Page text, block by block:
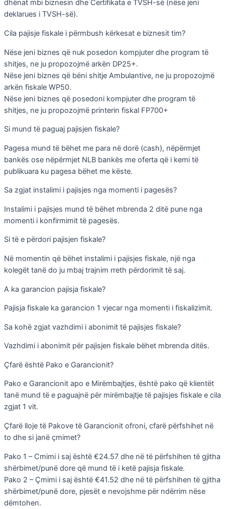
dhënat mbi biznesin dhe Certifikata e TVSH-së (nëse jeni
deklarues i TVSH-së).
Cila pajisje fiskale i përmbush kërkesat e biznesit tim?
Nëse jeni biznes që nuk posedon kompjuter dhe program të
shitjes, ne ju propozojmë arkën DP25+.
Nëse jeni biznes që bëni shitje Ambulantive, ne ju propozojmë
arkën fiskale WP50.
Nëse jeni biznes që posedoni kompjuter dhe program të
shitjes, ne ju propozojmë printerin fiskal FP700+
Si mund të paguaj pajisjen fiskale?
Pagesa mund të bëhet me para në dorë (cash), nëpërmjet
bankës ose nëpërmjet NLB bankës me oferta që i kemi të
publikuara ku pagesa bëhet me këste.
Sa zgjat instalimi i pajisjes nga momenti i pagesës?
Instalimi i pajisjes mund të bëhet mbrenda 2 ditë pune nga
momenti i konfirmimit të pagesës.
Si të e përdori pajisjen fiskale?
Në momentin që bëhet instalimi i pajisjes fiskale, një nga
kolegët tanë do ju mbaj trajnim rreth përdorimit të saj.
A ka garancion pajisja fiskale?
Pajisja fiskale ka garancion 1 vjecar nga momenti i fiskalizimit.
Sa kohë zgjat vazhdimi i abonimit të pajisjes fiskale?
Vazhdimi i abonimit për pajisjen fiskale bëhet mbrenda ditës.
Çfarë është Pako e Garancionit?
Pako e Garancionit apo e Mirëmbajtjes, është pako që klientët
tanë mund të e paguajnë për mirëmbajtje të pajisjes fiskale e cila
zgjat 1 vit.
Çfarë lloje të Pakove të Garancionit ofroni, cfarë përfshihet në
to dhe si janë çmimet?
Pako 1 – Cmimi i saj është €24.57 dhe në të përfshihen të gjitha
shërbimet/punë dore që mund të i ketë pajisja fiskale.
Pako 2 – Çmimi i saj është €41.52 dhe në të përfshihen të gjitha
shërbimet/punë dore, pjesët e nevojshme për ndërrim nëse
dëmtohen.